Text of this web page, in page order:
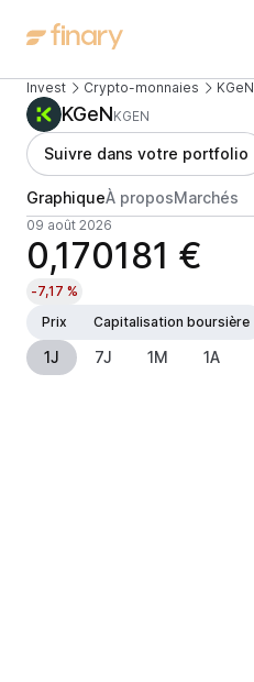
Invest Crypto-monnaies KGeN
KGeNKGEN
Suivre dans votre portfolio
GraphiqueÀ proposMarchés
09 août 2026
0,170181 €
-7,17 %
Prix
Capitalisation boursière
1J 7J 1M 1A